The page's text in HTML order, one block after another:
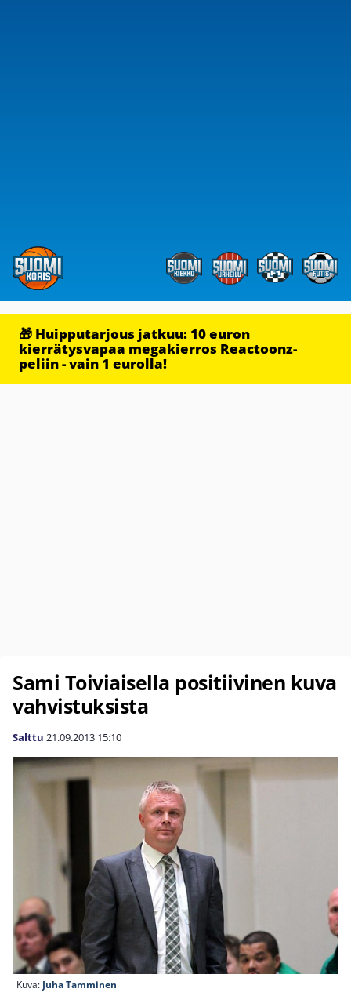
🎁 Huipputarjous jatkuu: 10 euron
kierrätysvapaa megakierros Reactoonz-
peliin - vain 1 eurolla!
Sami Toiviaisella positiivinen kuva
vahvistuksista
Salttu 21.09.2013 15:10
Kuva: Juha Tamminen